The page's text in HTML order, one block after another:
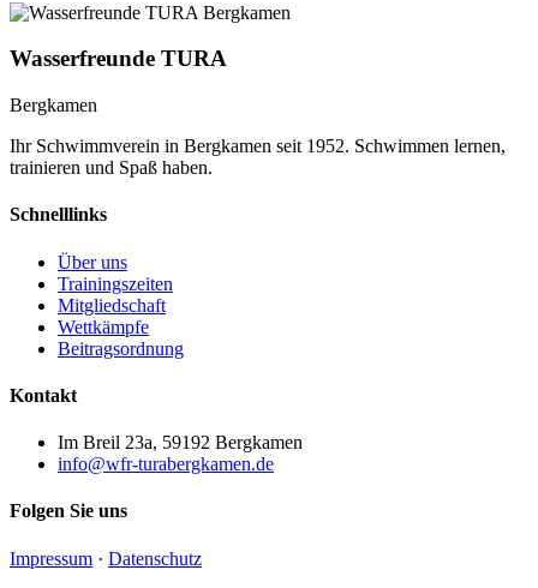
Wasserfreunde TURA
Bergkamen
Ihr Schwimmverein in Bergkamen seit 1952. Schwimmen lernen,
trainieren und Spaß haben.
Schnelllinks
Über uns
Trainingszeiten
Mitgliedschaft
Wettkämpfe
Beitragsordnung
Kontakt
Im Breil 23a, 59192 Bergkamen
info@wfr-turabergkamen.de
Folgen Sie uns
Impressum · Datenschutz